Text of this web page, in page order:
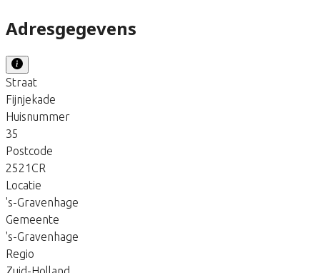
Adresgegevens
Straat
Fijnjekade
Huisnummer
35
Postcode
2521CR
Locatie
's-Gravenhage
Gemeente
's-Gravenhage
Regio